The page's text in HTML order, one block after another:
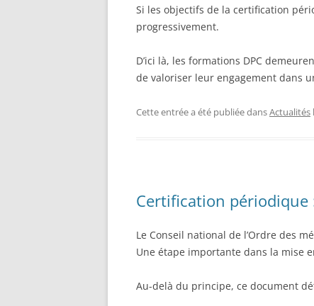
Si les objectifs de la certification
progressivement.
D’ici là, les formations DPC
de valoriser leur engagement dans
Cette entrée a été publiée dansActualités
Certification périodique
Le Conseil national de l’Ordre des
Une étape importante dans la mise
Au-delà du principe, ce document